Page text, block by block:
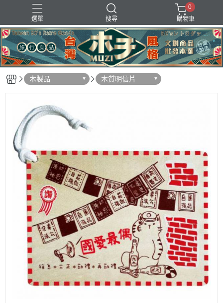
選單 搜尋
地圖掛布 小燈箱 復古存錢筒 明信片 筆記本
0
購物車
木製品 木質明信片